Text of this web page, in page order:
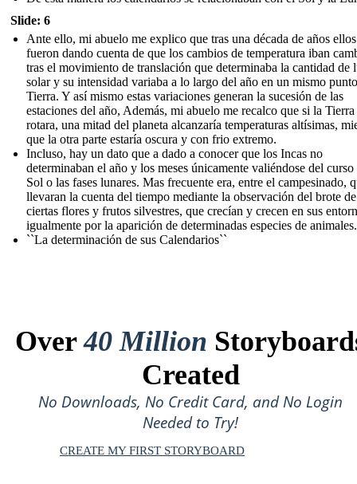
Slide: 6
Ante ello, mi abuelo me explico que tras una década de años
fueron dando cuenta de que los cambios de temperatura iban
tras el movimiento de translación que determinaba la cantidad de
solar y su intensidad variaba a lo largo del año en un mismo
Tierra. Y así mismo estas variaciones generan la sucesión de las
estaciones del año, Además, mi abuelo me recalco que si la
rotara, una mitad del planeta alcanzaría temperaturas altísimas,
que la otra parte estaría oscura y con frio extremo.
Incluso, hay un dato que a dado a conocer que los Incas no
determinaban el año y los meses únicamente valiéndose del curso
Sol o las fases lunares. Mas frecuente era, entre el campesinado,
llevaran la cuenta del tiempo mediante la observación del brote de
ciertas flores y frutos silvestres, que crecían y crecen en sus
igualmente por la aparición de determinadas especies de animales.
``La determinación de sus Calendarios``
Over40 Million
Created
No Downloads, No Credit Card, and No Login
Needed to Try!
CREATE MY FIRST STORYBOARD